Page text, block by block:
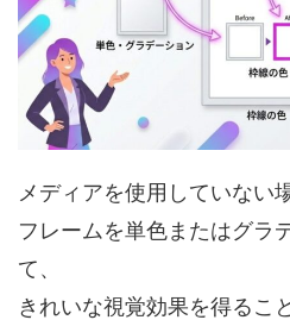
メディアを使用していない
フレームを単色またはグラ
て、
きれいな視覚効果を得るこ